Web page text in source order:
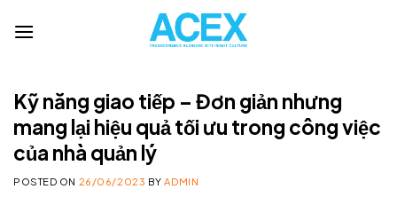
Kỹ năng giao tiếp – Đơn giản nhưng
mang lại hiệu quả tối ưu trong công việc
của nhà quản lý
POSTED ON 26/06/2023 BYADMIN